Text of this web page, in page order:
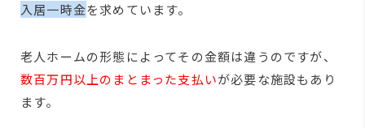
入居一時金を求めています。
老人ホームの形態によってその金額は違うのですが、
数百万円以上のまとまった支払いが必要な施設もあり
ます。